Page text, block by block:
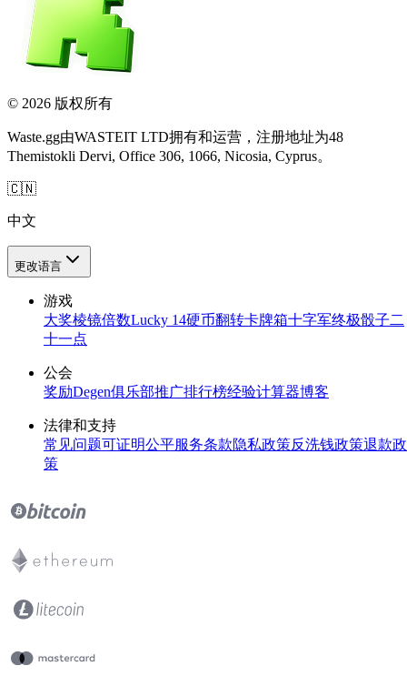
© 2026 版权所有
Waste.gg由WASTEIT LTD拥有和运营，注册地址为48
Themistokli Dervi, Office 306, 1066, Nicosia, Cyprus。
🇨🇳
中文
更改语言
游戏
大奖棱镜倍数Lucky 14硬币翻转卡牌箱十字军终极骰子二
十一点
公会
奖励Degen俱乐部推广排行榜经验计算器博客
法律和支持
常见问题可证明公平服务条款隐私政策反洗钱政策退款政
策